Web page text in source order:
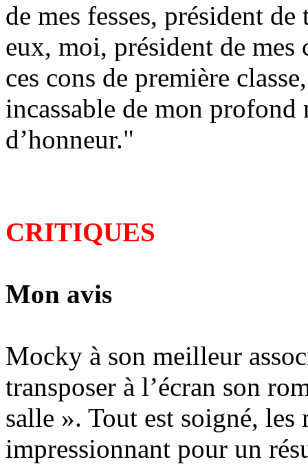
de mes fesses, président
eux, moi, président de
ces cons de première
incassable de mon
d’honneur."
CRITIQUES
Mon avis
Mocky à son meilleur
transposer à l’écran son
salle ». Tout est soigné,
impressionnant pour un